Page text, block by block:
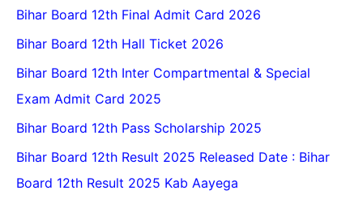
Bihar Board 12th Final Admit Card 2026
Bihar Board 12th Hall Ticket 2026
Bihar Board 12th Inter Compartmental & Special
Exam Admit Card 2025
Bihar Board 12th Pass Scholarship 2025
Bihar Board 12th Result 2025 Released Date : Bihar
Board 12th Result 2025 Kab Aayega